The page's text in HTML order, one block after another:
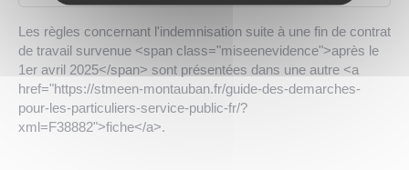
Les règles concernant l'indemnisation suite à une fin de contrat
de travail survenue <span class="miseenevidence">après le
1er avril 2025</span> sont présentées dans une autre <a
href="https://stmeen-montauban.fr/guide-des-demarches-
pour-les-particuliers-service-public-fr/?
xml=F38882">fiche</a>.